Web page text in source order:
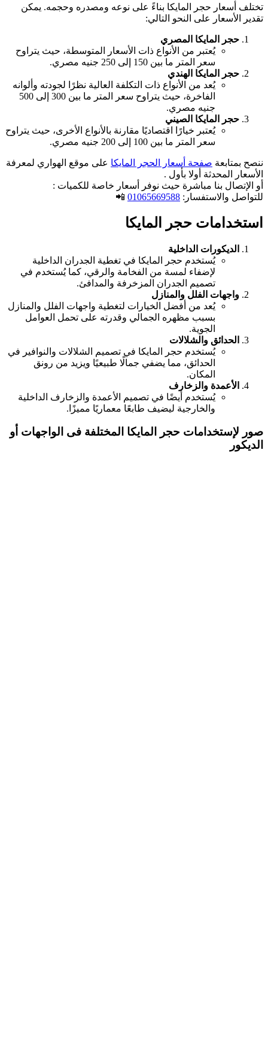
تختلف أسعار حجر المايكا بناءً على نوعه ومصدره وحجمه. يمكن
تقدير الأسعار على النحو التالي:
حجر المايكا المصري
يُعتبر من الأنواع ذات الأسعار المتوسطة، حيث يتراوح
سعر المتر ما بين 150 إلى 250 جنيه مصري.
حجر المايكا الهندي
يُعد من الأنواع ذات التكلفة العالية نظرًا لجودته وألوانه
الفاخرة، حيث يتراوح سعر المتر ما بين 300 إلى 500
جنيه مصري.
حجر المايكا الصيني
يُعتبر خيارًا اقتصاديًا مقارنة بالأنواع الأخرى، حيث يتراوح
سعر المتر ما بين 100 إلى 200 جنيه مصري.
ننصح بمتابعة صفحة أسعار الحجر المايكا على موقع الهواري لمعرفة
الأسعار المحدثة أولا بأول .
أو الإتصال بنا مباشرة حيث نوفر أسعار خاصة للكميات :
للتواصل والاستفسار: 01065669588
📲
استخدامات حجر المايكا
الديكورات الداخلية
يُستخدم حجر المايكا في تغطية الجدران الداخلية
لإضفاء لمسة من الفخامة والرقي، كما يُستخدم في
تصميم الجدران المزخرفة والمدافئ.
واجهات الفلل والمنازل
يُعد من أفضل الخيارات لتغطية واجهات الفلل والمنازل
بسبب مظهره الجمالي وقدرته على تحمل العوامل
الجوية.
الحدائق والشلالات
يُستخدم حجر المايكا في تصميم الشلالات والنوافير في
الحدائق، مما يضفي جمالًا طبيعيًا ويزيد من رونق
المكان.
الأعمدة والزخارف
يُستخدم أيضًا في تصميم الأعمدة والزخارف الداخلية
والخارجية ليضيف طابعًا معماريًا مميزًا.
صور لإستخدامات حجر المايكا المختلفة فى الواجهات أو
الديكور